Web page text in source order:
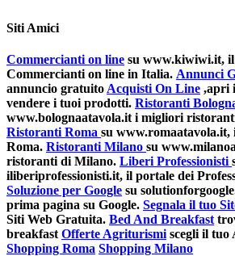
Siti Amici
Commercianti on line su www.kiwiwi.it,
Commercianti on line in Italia. Annunci
annuncio gratuito Acquisti On Line ,apri
vendere i tuoi prodotti. Ristoranti
www.bolognaatavola.it i migliori
Ristoranti Roma su
Roma. Ristoranti Milano su
ristoranti di Milano. Liberi Professionisti
iliberiprofessionisti.it, il portale dei
Soluzione per Google su
prima pagina su Google. Segnala il tuo
Siti Web Gratuita. Bed And Breakfast
breakfast Offerte Agriturismi scegli il
Shopping Roma Shopping Milano